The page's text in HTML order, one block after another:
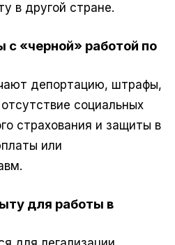
в другой стране.
с «черной» работой по
депортацию, штрафы,
социальных
страхования и защиты в
или
для работы в